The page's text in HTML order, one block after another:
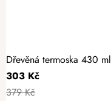
Dřevěná termoska 430 ml
303 Kč
379 Kč